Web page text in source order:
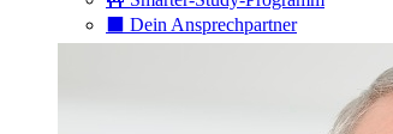
⬛️ Dein Ansprechpartner